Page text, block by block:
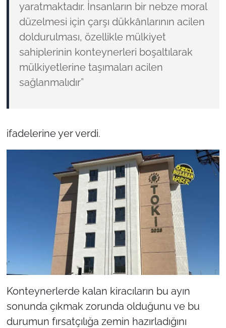
yaratmaktadır. İnsanların bir nebze moral
düzelmesi için çarşı dükkânlarının acilen
doldurulması, özellikle mülkiyet
sahiplerinin konteynerleri boşaltılarak
mülkiyetlerine taşımaları acilen
sağlanmalıdır”
ifadelerine yer verdi.
Konteynerlerde kalan kiracıların bu ayın
sonunda çıkmak zorunda olduğunu ve bu
durumun fırsatçılığa zemin hazırladığını